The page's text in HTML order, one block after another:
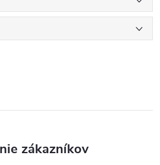
zákazníkov